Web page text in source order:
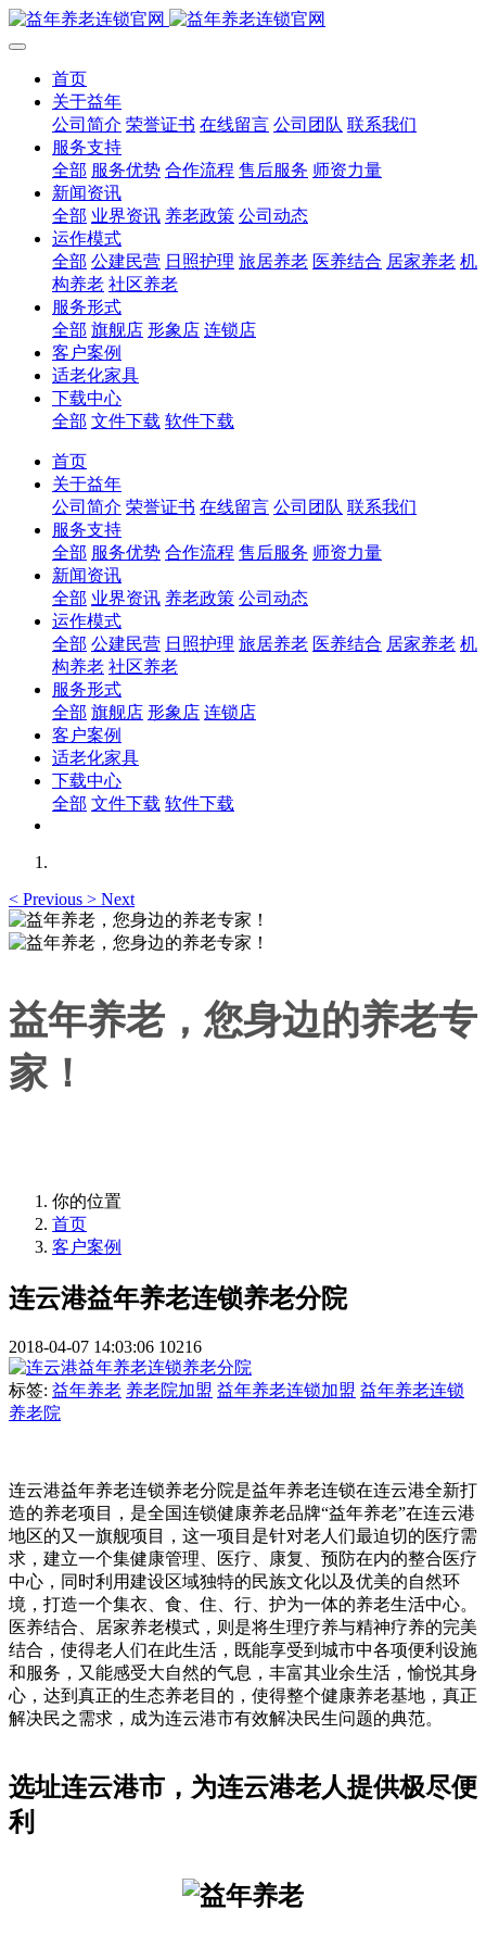
首页
关于益年
公司简介 荣誉证书 在线留言 公司团队 联系我们
服务支持
全部 服务优势 合作流程 售后服务 师资力量
新闻资讯
全部 业界资讯 养老政策 公司动态
运作模式
全部 公建民营 日照护理 旅居养老 医养结合 居家养老 机
构养老 社区养老
服务形式
全部 旗舰店 形象店 连锁店
客户案例
适老化家具
下载中心
全部 文件下载 软件下载
首页
关于益年
公司简介 荣誉证书 在线留言 公司团队 联系我们
服务支持
全部 服务优势 合作流程 售后服务 师资力量
新闻资讯
全部 业界资讯 养老政策 公司动态
运作模式
全部 公建民营 日照护理 旅居养老 医养结合 居家养老 机
构养老 社区养老
服务形式
全部 旗舰店 形象店 连锁店
客户案例
适老化家具
下载中心
全部 文件下载 软件下载
< Previous > Next
益年养老，您身边的养老专
家！
你的位置
首页
客户案例
连云港益年养老连锁养老分院
2018-04-07 14:03:06 10216
标签: 益年养老 养老院加盟 益年养老连锁加盟 益年养老连锁
养老院
连云港益年养老连锁养老分院是益年养老连锁在连云港全新打
造的养老项目，是全国连锁健康养老品牌“益年养老”在连云港
地区的又一旗舰项目，这一项目是针对老人们最迫切的医疗需
求，建立一个集健康管理、医疗、康复、预防在内的整合医疗
中心，同时利用建设区域独特的民族文化以及优美的自然环
境，打造一个集衣、食、住、行、护为一体的养老生活中心。
医养结合、居家养老模式，则是将生理疗养与精神疗养的完美
结合，使得老人们在此生活，既能享受到城市中各项便利设施
和服务，又能感受大自然的气息，丰富其业余生活，愉悦其身
心，达到真正的生态养老目的，使得整个健康养老基地，真正
解决民之需求，成为连云港市有效解决民生问题的典范。
选址连云港市，为连云港老人提供极尽便
利